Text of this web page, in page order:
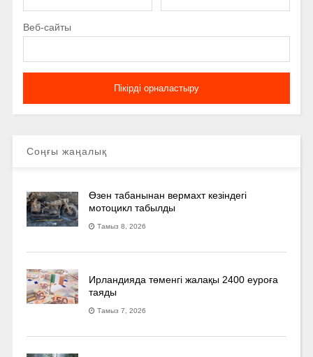
Веб-сайты
Соңғы жаңалық
Өзен табанынан вермахт кезіндегі
мотоцикл табылды
Тамыз 8, 2026
Ирландияда төменгі жалақы 2400 еуроға
таяды
Тамыз 7, 2026